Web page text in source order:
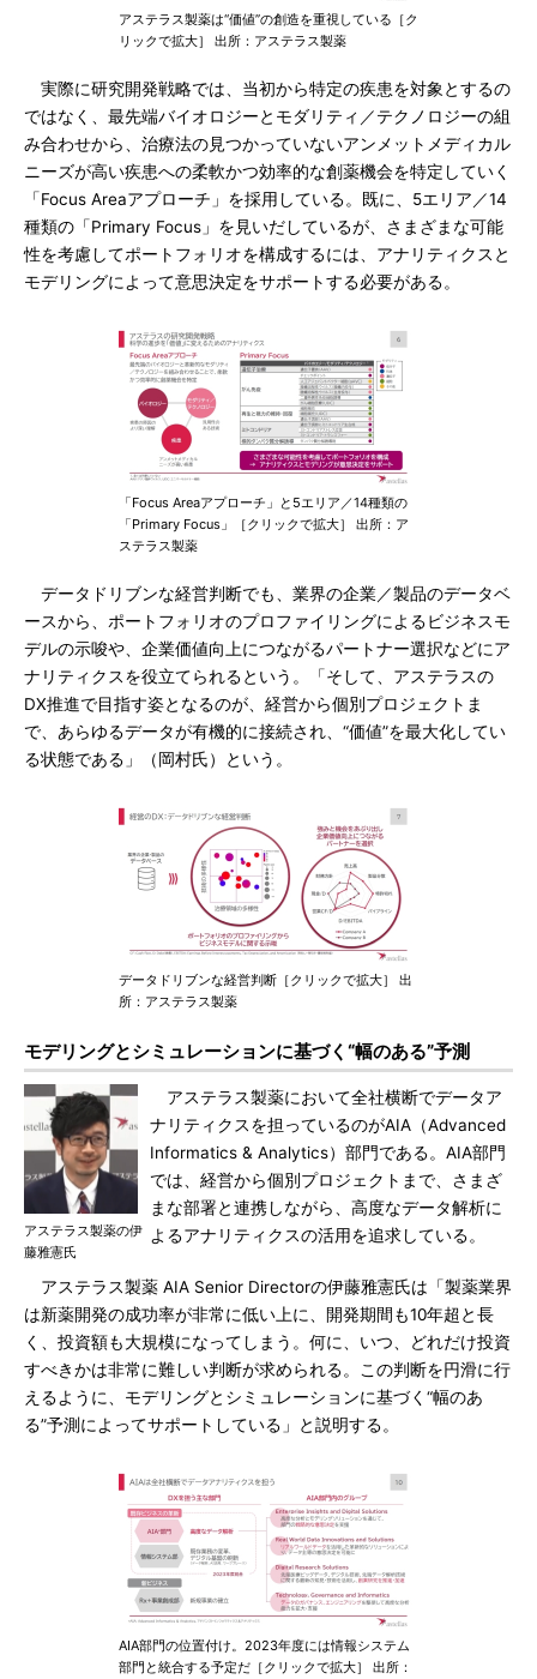
アステラス製薬は“価値”の創造を重視している［ク
リックで拡大］ 出所：アステラス製薬
実際に研究開発戦略では、当初から特定の疾患を対象とするの
ではなく、最先端バイオロジーとモダリティ／テクノロジーの組
み合わせから、治療法の見つかっていないアンメットメディカル
ニーズが高い疾患への柔軟かつ効率的な創薬機会を特定していく
「Focus Areaアプローチ」を採用している。既に、5エリア／14
種類の「Primary Focus」を見いだしているが、さまざまな可能
性を考慮してポートフォリオを構成するには、アナリティクスと
モデリングによって意思決定をサポートする必要がある。
「Focus Areaアプローチ」と5エリア／14種類の
「Primary Focus」［クリックで拡大］ 出所：ア
ステラス製薬
データドリブンな経営判断でも、業界の企業／製品のデータベ
ースから、ポートフォリオのプロファイリングによるビジネスモ
デルの示唆や、企業価値向上につながるパートナー選択などにア
ナリティクスを役立てられるという。「そして、アステラスの
DX推進で目指す姿となるのが、経営から個別プロジェクトま
で、あらゆるデータが有機的に接続され、“価値”を最大化してい
る状態である」（岡村氏）という。
データドリブンな経営判断［クリックで拡大］ 出
所：アステラス製薬
モデリングとシミュレーションに基づく“幅のある”予測
アステラス製薬の伊
藤雅憲氏
アステラス製薬において全社横断でデータア
ナリティクスを担っているのがAIA（Advanced
Informatics & Analytics）部門である。AIA部門
では、経営から個別プロジェクトまで、さまざ
まな部署と連携しながら、高度なデータ解析に
よるアナリティクスの活用を追求している。
アステラス製薬 AIA Senior Directorの伊藤雅憲氏は「製薬業界
は新薬開発の成功率が非常に低い上に、開発期間も10年超と長
く、投資額も大規模になってしまう。何に、いつ、どれだけ投資
すべきかは非常に難しい判断が求められる。この判断を円滑に行
えるように、モデリングとシミュレーションに基づく“幅のあ
る”予測によってサポートしている」と説明する。
AIA部門の位置付け。2023年度には情報システム
部門と統合する予定だ［クリックで拡大］ 出所：